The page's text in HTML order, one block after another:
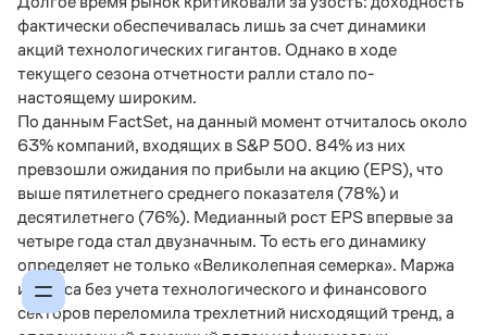
фактически обеспечивалась лишь за счет динамики
акций технологических гигантов. Однако в ходе
текущего сезона отчетности ралли стало по-
настоящему широким.
По данным FactSet, на данный момент отчиталось около
63% компаний, входящих в S&P 500. 84% из них
превзошли ожидания по прибыли на акцию (EPS), что
выше пятилетнего среднего показателя (78%) и
десятилетнего (76%). Медианный рост EPS впервые за
четыре года стал двузначным. То есть его динамику
определяет не только «Великолепная семерка». Маржа
индекса без учета технологического и финансового
секторов переломила трехлетний нисходящий тренд, а